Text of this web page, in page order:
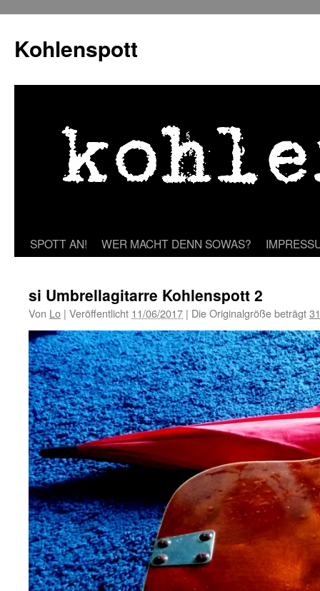
springen
Kohlenspott
SPOTT AN! WER MACHT DENN SOWAS?
si Umbrellagitarre Kohlenspott 2
Von Lo | Veröffentlicht 11/06/2017 | Die Originalgröße beträgt